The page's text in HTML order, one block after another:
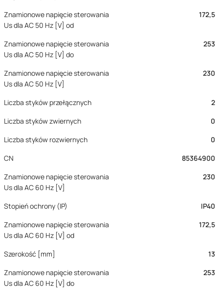
Znamionowe napięcie sterowania
Us dla AC 50 Hz [V] od
172,5
Znamionowe napięcie sterowania
Us dla AC 50 Hz [V] do
253
Znamionowe napięcie sterowania
Us dla AC 50 Hz [V]
230
Liczba styków przełącznych
2
Liczba styków zwiernych
0
Liczba styków rozwiernych
0
CN
85364900
Znamionowe napięcie sterowania
Us dla AC 60 Hz [V]
230
Stopień ochrony (IP)
IP40
Znamionowe napięcie sterowania
Us dla AC 60 Hz [V] od
172,5
Szerokość [mm]
13
Znamionowe napięcie sterowania
Us dla AC 60 Hz [V] do
253